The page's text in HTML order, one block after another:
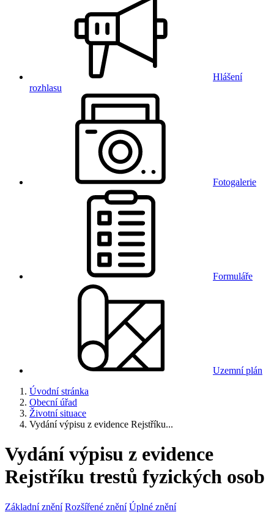
Hlášení
rozhlasu
Fotogalerie
Formuláře
Uzemní plán
Úvodní stránka
Obecní úřad
Životní situace
Vydání výpisu z evidence Rejstříku...
Vydání výpisu z evidence
Rejstříku trestů fyzických osob
Základní znění Rozšířené znění Úplné znění